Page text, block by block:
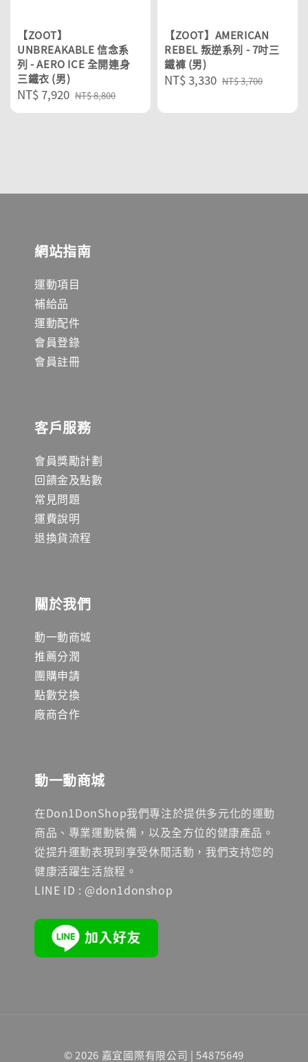
【ZOOT】
UNBREAKABLE 信念系
列 - AERO ICE 全開連身
三鐵衣 (男)
Sale
price
NT$ 7,920 Regular
price
NT$ 8,800
【ZOOT】AMERICAN
REBEL 叛逆系列 - 7吋三
鐵褲 (男)
Sale
NT$ 3,330 Regular
NT$ 3,700
網站指南
運動項目
補給品
運動配件
會員登錄
會員註冊
客戶服務
會員獎勵計劃
回饋金及點數
常見問題
運費說明
退換貨流程
關於我們
動一動商城
推薦分潤
團購申請
點數兌換
廠商合作
動一動商城
在Don1DonShop我們專注於提供多元化的運動
商品、專業運動裝備，以及全方位的健康產品。
從提升運動表現到享受休閒活動，我們支持您的
健康活躍生活旅程。
LINE ID : @don1donshop
© 2026 嘉宜國際有限公司 | 54875649